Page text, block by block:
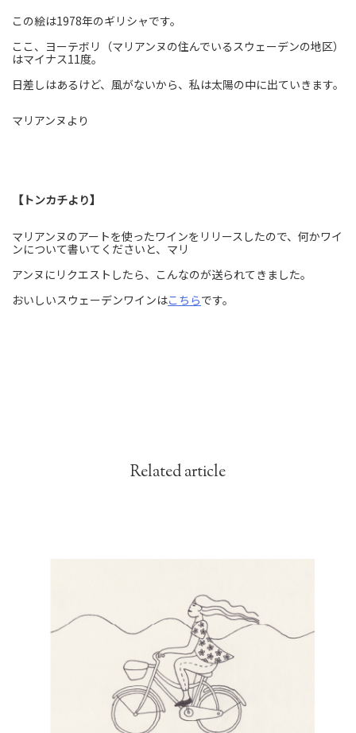
この絵は1978年のギリシャです。
ここ、ヨーテボリ（マリアンヌの住んでいるスウェーデンの地区）
はマイナス11度。
日差しはあるけど、風がないから、私は太陽の中に出ていきます。
マリアンヌより
【トンカチより】
マリアンヌのアートを使ったワインをリリースしたので、何かワイ
ンについて書いてくださいと、マリ
アンヌにリクエストしたら、こんなのが送られてきました。
おいしいスウェーデンワインはこちらです。
Related article